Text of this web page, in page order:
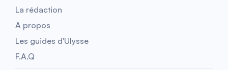
La rédaction
A propos
Les guides d'Ulysse
F.A.Q